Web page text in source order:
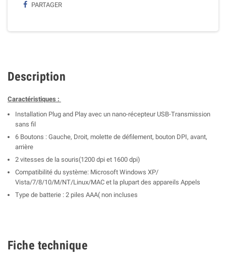
PARTAGER
Description
Caractéristiques :
Installation Plug and Play avec un nano-récepteur USB-Transmission
sans fil
6 Boutons : Gauche, Droit, molette de défilement, bouton DPI, avant,
arrière
2 vitesses de la souris(1200 dpi et 1600 dpi)
Compatibilité du système: Microsoft Windows XP/
Vista/7/8/10/M/NT/Linux/MAC et la plupart des appareils Appels
Type de batterie : 2 piles AAA( non incluses
Fiche technique